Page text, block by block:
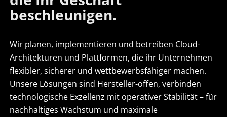
beschleunigen.
Wir planen, implementieren und betreiben Cloud-
Architekturen und Plattformen, die ihr Unternehmen
flexibler, sicherer und wettbewerbsfähiger machen.
Unsere Lösungen sind Hersteller-offen, verbinden
technologische Exzellenz mit operativer Stabilität – für
nachhaltiges Wachstum und maximale